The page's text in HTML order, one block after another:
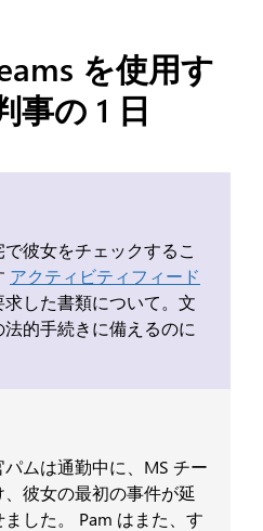
を使用す
事の 1 日
彼女をチェックするこ
アクティビティフィード
した書類について。文
的手続きに備えるのに
ムは通勤中に、MS チー
彼女の最初の事件が延
した。 Pam はまた、す